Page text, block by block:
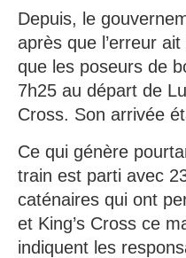
Depuis, le
après que l’erreur
que les poseurs de
7h25 au départ de
Cross. Son arrivée
Ce qui génère
train est parti avec
caténaires qui ont
et King’s Cross ce
indiquent les